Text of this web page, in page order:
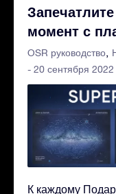
момент с
OSR руководство
- 20 сентября 2022
К каждому